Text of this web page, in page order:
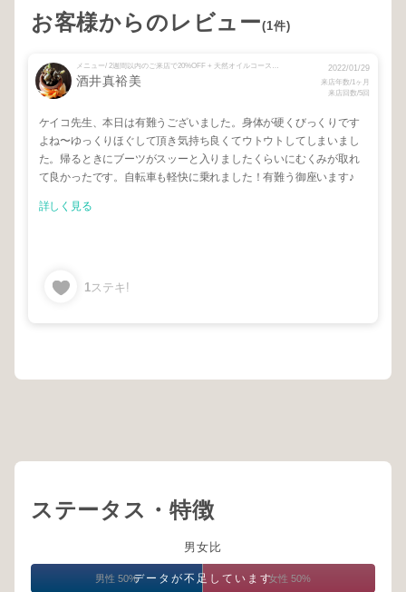
お客様からのレビュー(1件)
メニュー/ 2週間以内のご来店で20%OFF + 天然オイルコース 90min + 時間予約【90分】メニュー相談,回数券の方 + 【快眠スパ】80分（全身クイック）
酒井真裕美
2022/01/29
来店年数/1ヶ月
来店回数/5回
ケイコ先生、本日は有難うございました。身体が硬くびっくりです
よね〜ゆっくりほぐして頂き気持ち良くてウトウトしてしまいまし
た。帰るときにブーツがスッーと入りましたくらいにむくみが取れ
て良かったです。自転車も軽快に乗れました！有難う御座います♪
詳しく見る
1ステキ!
ステータス・特徴
男女比
データが不足しています
男性 50% 女性 50%